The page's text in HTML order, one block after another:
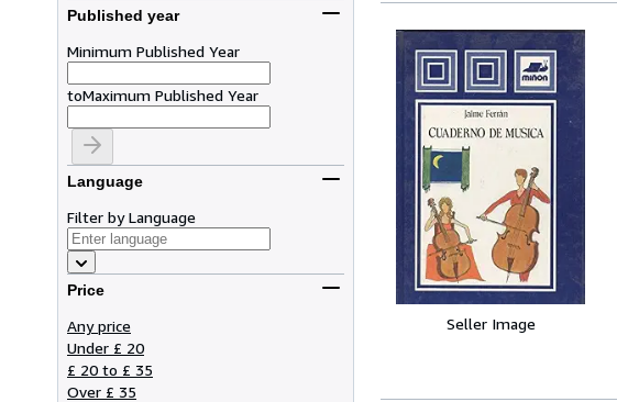
Published year
Minimum Published Year
toMaximum Published Year
Language
Filter by Language
Price
Any price
Under £ 20
£ 20 to £ 35
Over £ 35
Seller Image